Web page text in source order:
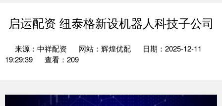
启运配资 纽泰格新设机器人科技子公司
来源：中祥配资 网站：辉煌优配
日期：2025-12-11
19:29:39
查看：209